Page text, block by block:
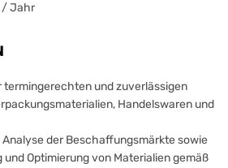
/ Jahr
termingerechten und zuverlässigen
Handelswaren und
der Beschaffungsmärkte sowie
Optimierung von Materialien gemäß